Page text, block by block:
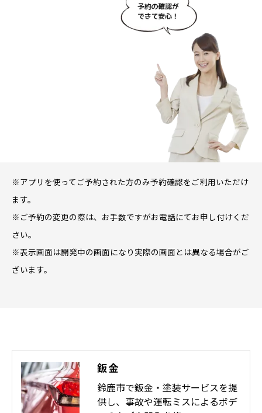
※アプリを使ってご予約された方のみ予約確認をご利用いただけ
ます。
※ご予約の変更の際は、お手数ですがお電話にてお申し付けくだ
さい。
※表示画面は開発中の画面になり実際の画面とは異なる場合がご
ざいます。
鈑金
鈴鹿市で鈑金・塗装サービスを提
供し、事故や運転ミスによるボデ